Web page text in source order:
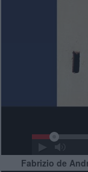
Fabrizio de